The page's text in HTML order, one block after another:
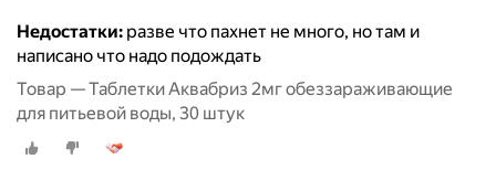
Недостатки: разве что пахнет не много, но там и
написано что надо подождать
Товар — Таблетки Аквабриз 2мг обеззараживающие
для питьевой воды, 30 штук